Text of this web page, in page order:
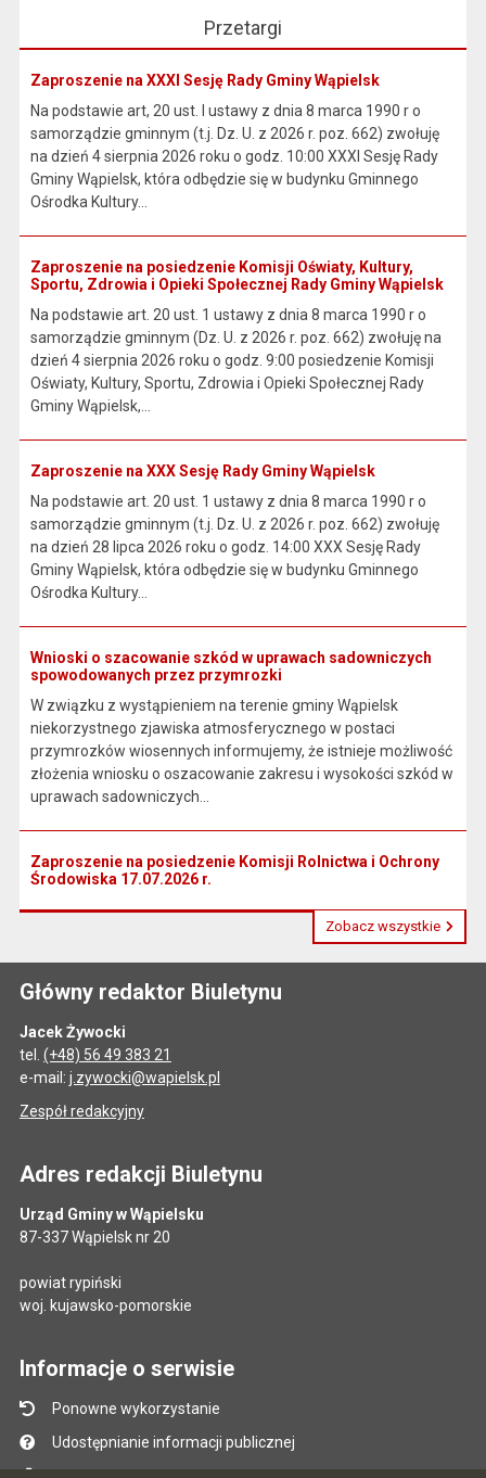
Przetargi
Zaproszenie na XXXI Sesję Rady Gminy Wąpielsk
Na podstawie art, 20 ust. I ustawy z dnia 8 marca 1990 r o
samorządzie gminnym (t.j. Dz. U. z 2026 r. poz. 662) zwołuję
na dzień 4 sierpnia 2026 roku o godz. 10:00 XXXI Sesję Rady
Gminy Wąpielsk, która odbędzie się w budynku Gminnego
Ośrodka Kultury...
Zaproszenie na posiedzenie Komisji Oświaty, Kultury,
Sportu, Zdrowia i Opieki Społecznej Rady Gminy Wąpielsk
Na podstawie art. 20 ust. 1 ustawy z dnia 8 marca 1990 r o
samorządzie gminnym (Dz. U. z 2026 r. poz. 662) zwołuję na
dzień 4 sierpnia 2026 roku o godz. 9:00 posiedzenie Komisji
Oświaty, Kultury, Sportu, Zdrowia i Opieki Społecznej Rady
Gminy Wąpielsk,...
Zaproszenie na XXX Sesję Rady Gminy Wąpielsk
Na podstawie art. 20 ust. 1 ustawy z dnia 8 marca 1990 r o
samorządzie gminnym (t.j. Dz. U. z 2026 r. poz. 662) zwołuję
na dzień 28 lipca 2026 roku o godz. 14:00 XXX Sesję Rady
Gminy Wąpielsk, która odbędzie się w budynku Gminnego
Ośrodka Kultury...
Wnioski o szacowanie szkód w uprawach sadowniczych
spowodowanych przez przymrozki
W związku z wystąpieniem na terenie gminy Wąpielsk
niekorzystnego zjawiska atmosferycznego w postaci
przymrozków wiosennych informujemy, że istnieje możliwość
złożenia wniosku o oszacowanie zakresu i wysokości szkód w
uprawach sadowniczych...
Zaproszenie na posiedzenie Komisji Rolnictwa i Ochrony
Środowiska 17.07.2026 r.
Zobacz wszystkie
Główny redaktor Biuletynu
Jacek Żywocki
tel. (+48) 56 49 383 21
e-mail: j.zywocki@wapielsk.pl
Zespół redakcyjny
Adres redakcji Biuletynu
Urząd Gminy w Wąpielsku
87-337 Wąpielsk nr 20
powiat rypiński
woj. kujawsko-pomorskie
Informacje o serwisie
Ponowne wykorzystanie
Udostępnianie informacji publicznej